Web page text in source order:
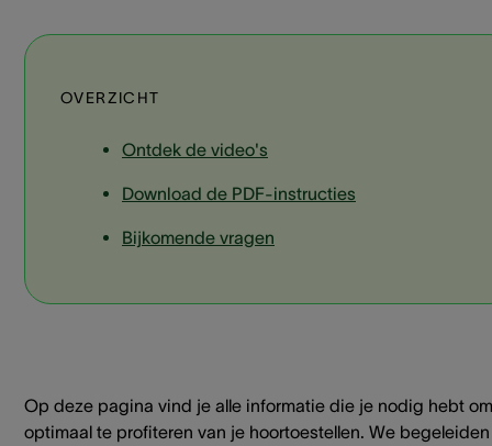
OVERZICHT
Ontdek de video's
Download de PDF-instructies
Bijkomende vragen
Op deze pagina vind je alle informatie die je nodig hebt om
optimaal te profiteren van je hoortoestellen. We